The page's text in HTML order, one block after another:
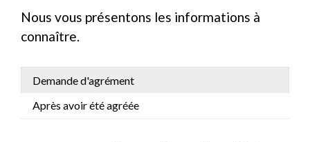
Nous vous présentons les informations à
connaître.
Demande d'agrément
Après avoir été agréée